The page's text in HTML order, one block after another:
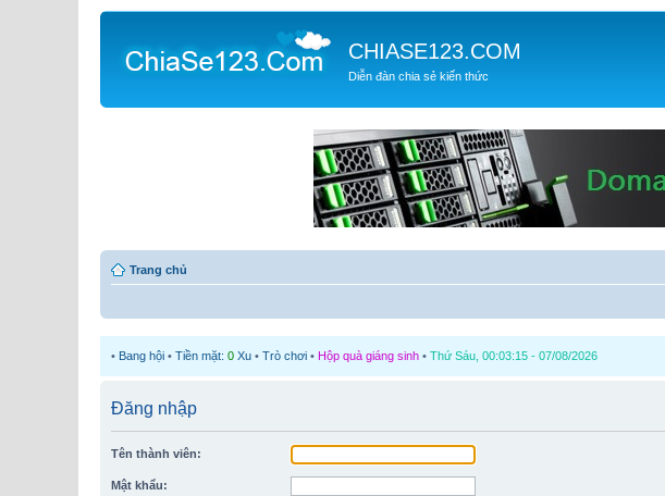
CHIASE123.COM
Diễn đàn chia sẻ kiến thức
Trang chủ
• Bang hội • Tiền mặt: 0 Xu • Trò chơi • Hộp quà giáng sinh • Thứ Sáu, 00:03:15 - 07/08/2026
Đăng nhập
Tên thành viên:
Mật khẩu: